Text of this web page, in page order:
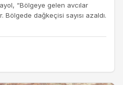
“Bölgeye gelen avcılar
Bölgede dağkeçisi sayısı azaldı.